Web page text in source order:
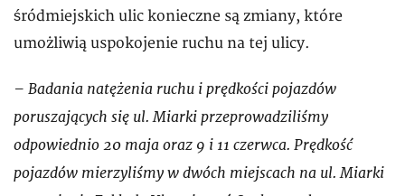
śródmiejskich ulic konieczne są zmiany, które
umożliwią uspokojenie ruchu na tej ulicy.
– Badania natężenia ruchu i prędkości pojazdów
poruszających się ul. Miarki przeprowadziliśmy
odpowiednio 20 maja oraz 9 i 11 czerwca. Prędkość
pojazdów mierzyliśmy w dwóch miejscach na ul. Miarki